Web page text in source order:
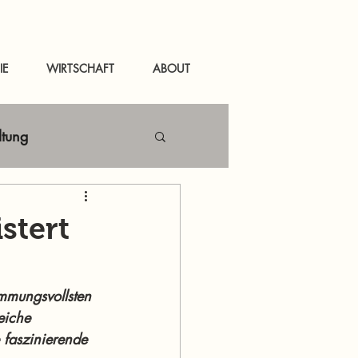
WIRTSCHAFT ABOUT
faszinierende